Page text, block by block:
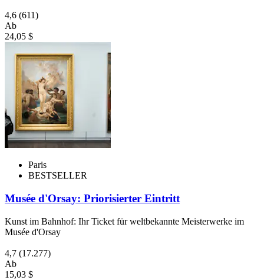
4,6 (611)
Ab
24,05 $
Paris
BESTSELLER
Musée d'Orsay: Priorisierter Eintritt
Kunst im Bahnhof: Ihr Ticket für weltbekannte Meisterwerke im
Musée d'Orsay
4,7 (17.277)
Ab
15,03 $